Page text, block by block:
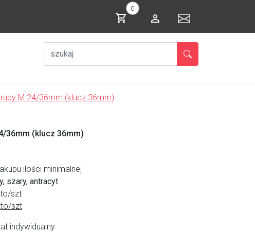
0
M 24/36mm (klucz 36mm)
36mm (klucz 36mm)
ilości minimalnej
szary, antracyt
szt
szt
indywidualny